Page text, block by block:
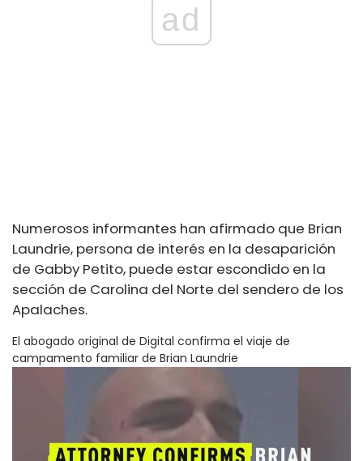
ad
Numerosos informantes han afirmado que Brian
Laundrie, persona de interés en la desaparición
de Gabby Petito, puede estar escondido en la
sección de Carolina del Norte del sendero de los
Apalaches.
El abogado original de Digital confirma el viaje de
campamento familiar de Brian Laundrie